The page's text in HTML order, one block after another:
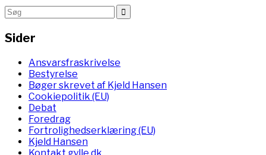
Sider
Ansvarsfraskrivelse
Bestyrelse
Bøger skrevet af Kjeld Hansen
Cookiepolitik (EU)
Debat
Foredrag
Fortrolighedserklæring (EU)
Kjeld Hansen